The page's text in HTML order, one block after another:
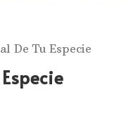
De Tu Especie